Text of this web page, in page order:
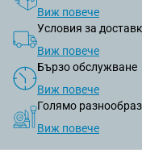
Виж повече
Условия за
Виж повече
Бързо обслужване
Виж повече
Голямо
Виж повече